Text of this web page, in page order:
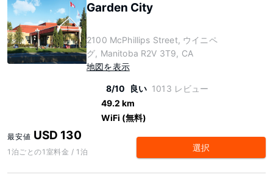
Garden City
2100 McPhillips Street, ウイニペ
グ, Manitoba R2V 3T9, CA
地図を表示
8/10 良い 1013 レビュー
49.2 km
WiFi (無料)
最安値 USD 130
1泊ごとの1室料金 / 1泊 選択